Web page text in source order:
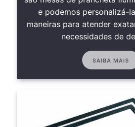
e podemos personalizá-
maneiras para atender
necessidades de
SAIBA MAIS